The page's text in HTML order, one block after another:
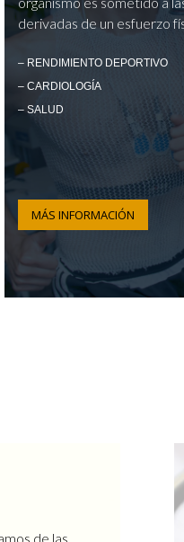
derivadas de un esfuerzo
– RENDIMIENTO DEPORTIVO
– CARDIOLOGÍA
– SALUD
MÁS INFORMACIÓN
de las